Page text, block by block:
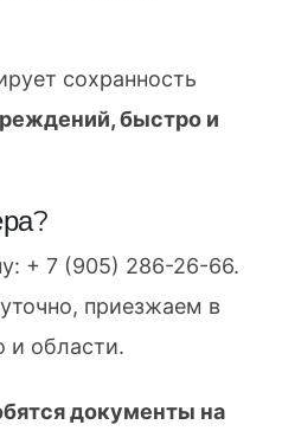
сохранность
быстро и
+ 7 (905) 286-26-66.
приезжаем в
и области.
документы на